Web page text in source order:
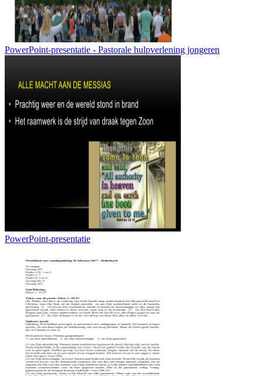
PowerPoint-presentatie - Pastorale hulpverlening jongeren
PowerPoint-presentatie